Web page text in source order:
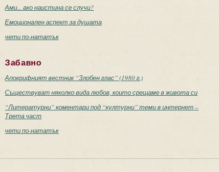
Ами... ако наистина се случи?
Емоционален аспект за душата
чети по-нататък
Забавно
Апокрифният вестник “Злобен глас” (1980 г.)
Съществуват няколко вида любов, които срещаме в живота си
“Литературни” коментари под “културни” теми в интернет –
Трета част
чети по-нататък